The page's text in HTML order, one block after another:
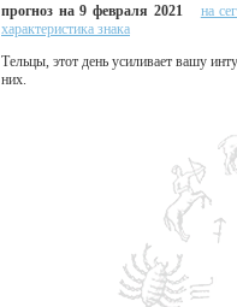
прогноз на 9 февраля 2021
на
характеристика знака
Тельцы, этот день усиливает вашу
них.